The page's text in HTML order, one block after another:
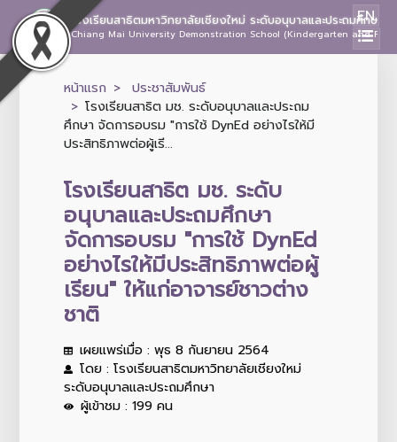
โรงเรียนสาธิตมหาวิทยาลัยเชียงใหม่ ระดับอนุบาลและประถมศึกษา
Chiang Mai University Demonstration School (Kindergarten and
EN
หน้าแรก
ประชาสัมพันธ์
โรงเรียนสาธิต มช. ระดับอนุบาลและประถม
ศึกษา จัดการอบรม "การใช้ DynEd อย่างไรให้มี
ประสิทธิภาพต่อผู้เรี...
โรงเรียนสาธิต มช. ระดับ
อนุบาลและประถมศึกษา
จัดการอบรม "การใช้ DynEd
อย่างไรให้มีประสิทธิภาพต่อผู้
เรียน" ให้แก่อาจารย์ชาวต่าง
ชาติ
เผยแพร่เมื่อ : พุธ 8 กันยายน 2564
โดย : โรงเรียนสาธิตมหาวิทยาลัยเชียงใหม่
ระดับอนุบาลและประถมศึกษา
ผู้เข้าชม : 199 คน